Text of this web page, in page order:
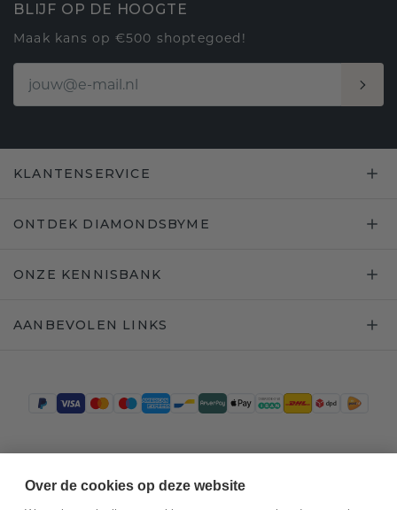
BLIJF OP DE HOOGTE
Maak kans op €500 shoptegoed!
KLANTENSERVICE
ONTDEK DIAMONDSBYME
ONZE KENNISBANK
AANBEVOLEN LINKS
Over de cookies op deze website